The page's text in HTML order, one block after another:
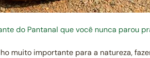
do Pantanal que você nunca parou
muito importante para a natureza,